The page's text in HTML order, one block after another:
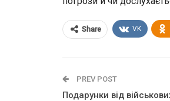
Share VK
PREV POST
Подарунки від